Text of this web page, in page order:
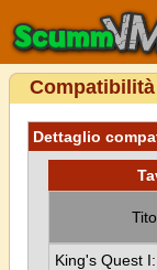
Compatibilità
Dettaglio
King's Quest